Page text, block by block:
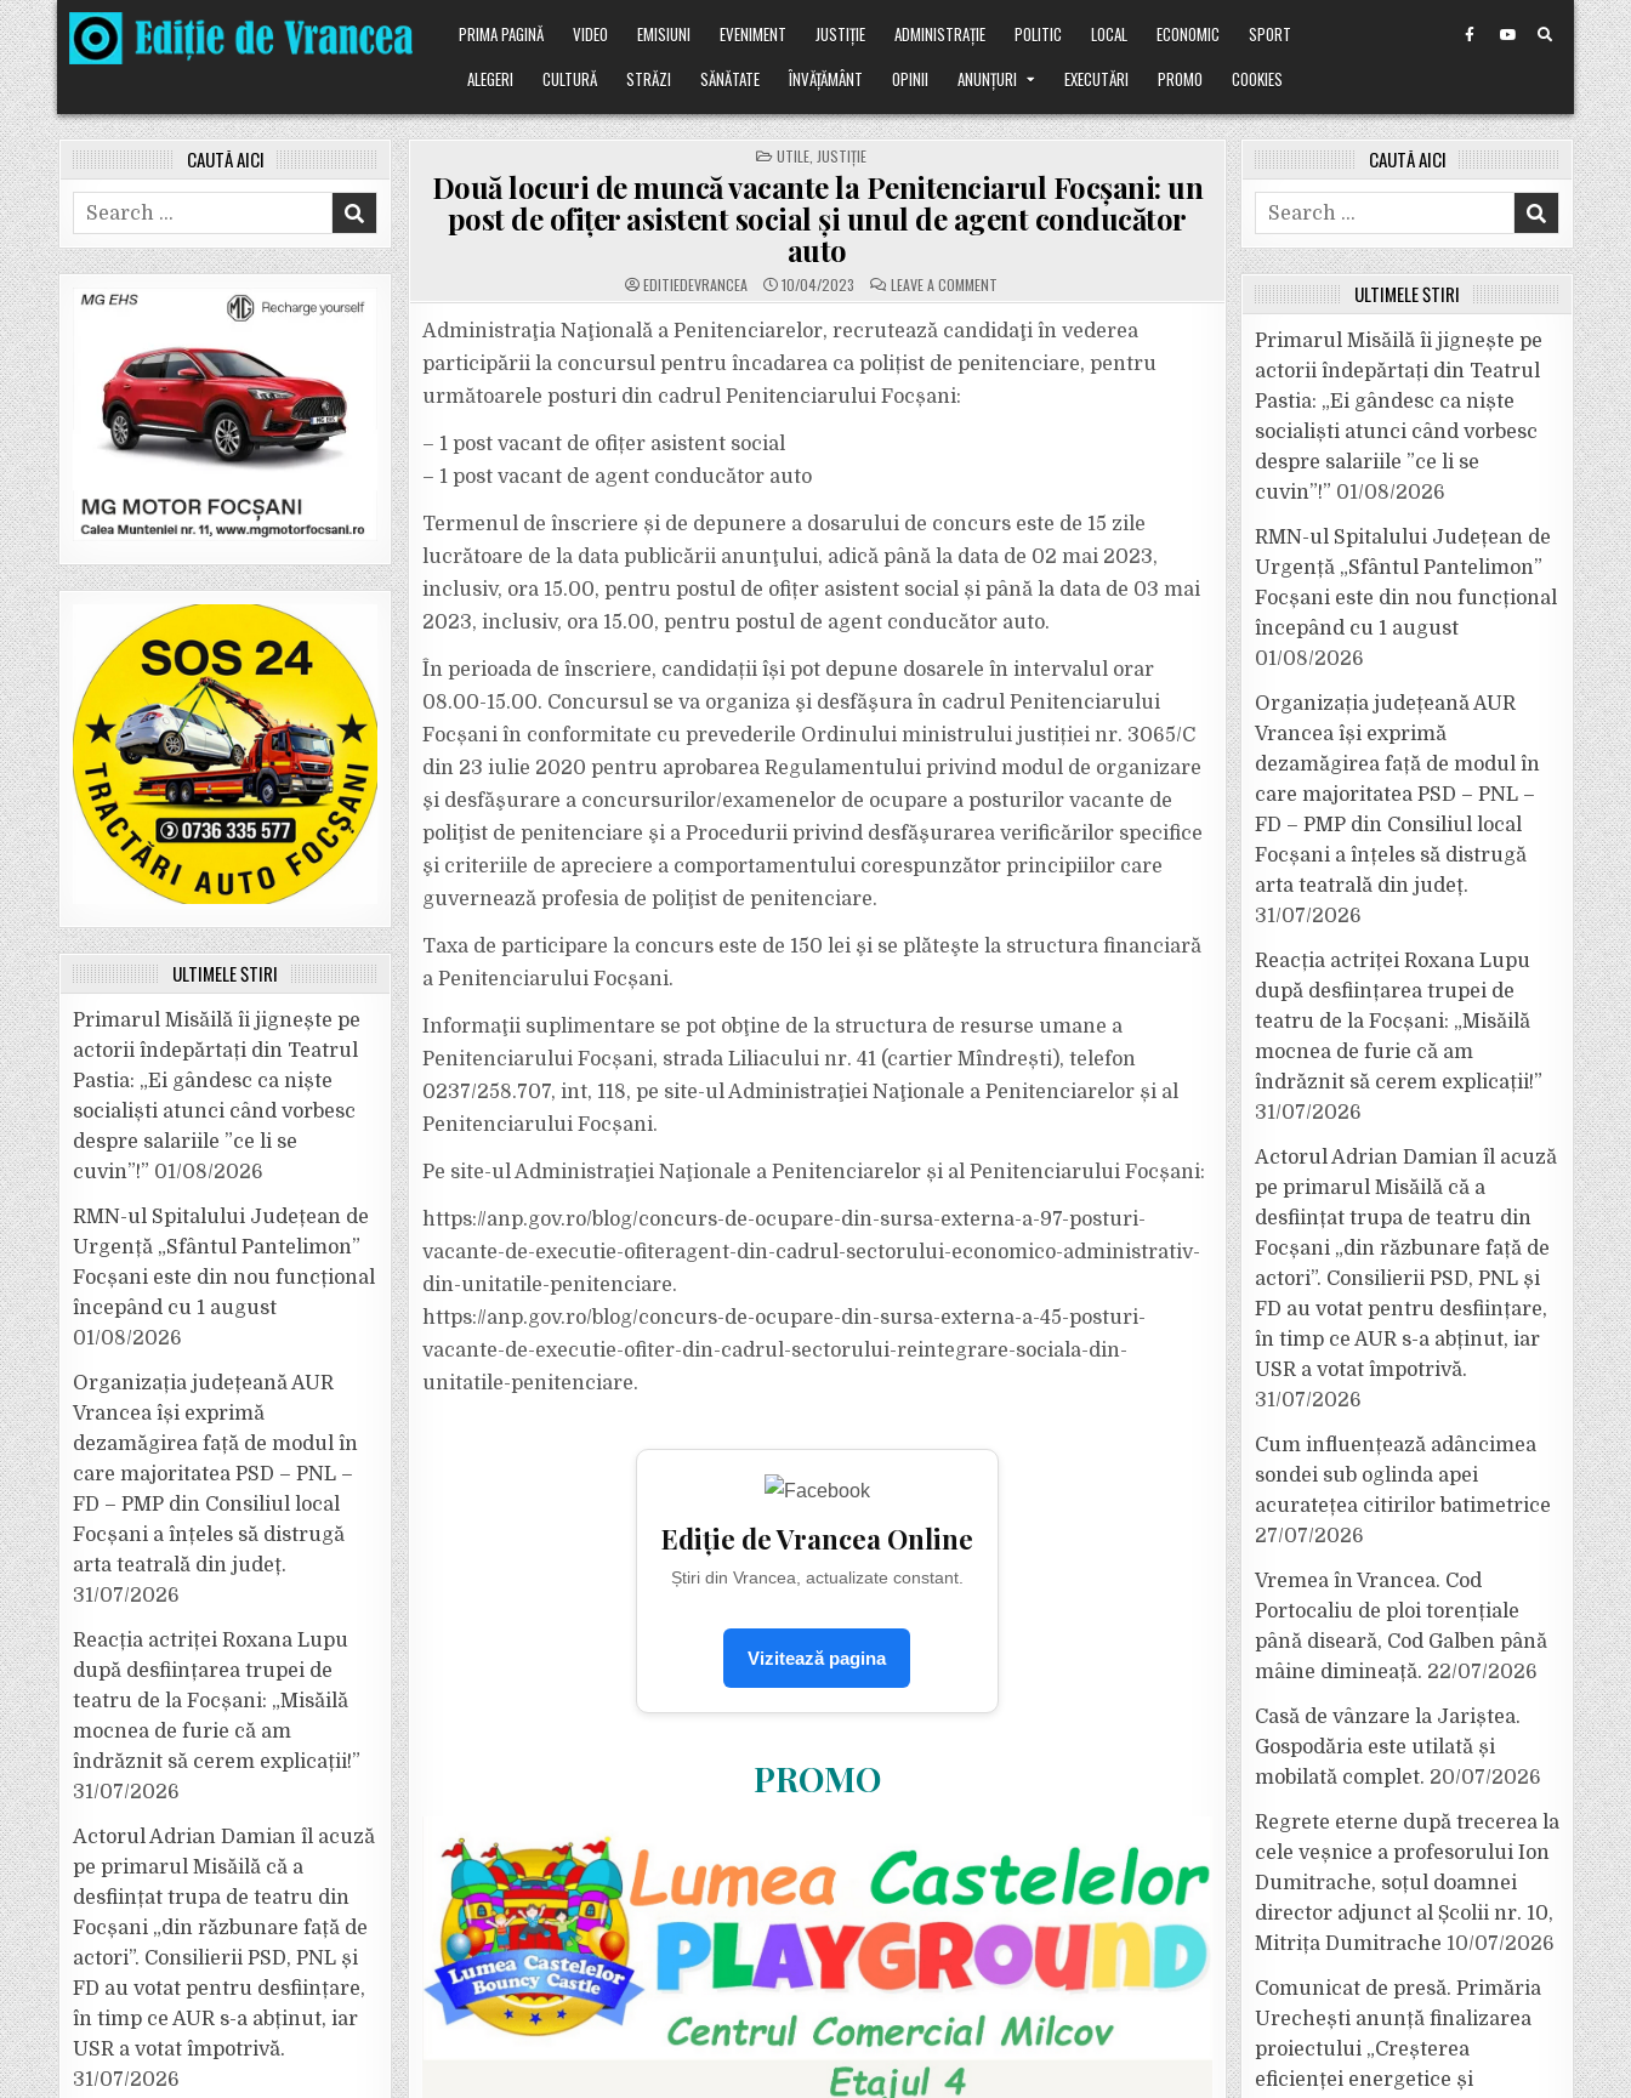
Skip
to
content
PRIMA PAGINĂ VIDEO EMISIUNI EVENIMENT JUSTIȚIE ADMINISTRAȚIE POLITIC LOCAL ECONOMIC
SPORT
ALEGERI
CULTURĂ STRĂZI SĂNĂTATE ÎNVĂȚĂMÂNT OPINII ANUNȚURI EXECUTĂRI PROMO COOKIES
POSTED
IN
UTILE, JUSTIȚIE
Două locuri de muncă vacante la Penitenciarul Focșani: un
post de ofițer asistent social și unul de agent conducător
auto
EDITIEDEVRANCEA 10/04/2023 LEAVE A COMMENTON
DOUĂ
DE
MUNCĂ
VACANTE
LA
UNUL
DE
AGENT
CONDUCĂTOR
Administraţia Naţională a Penitenciarelor, recrutează candidaţi în vederea
participării la concursul pentru încadarea ca polițist de penitenciare, pentru
următoarele posturi din cadrul Penitenciarului Focșani:
– 1 post vacant de ofițer asistent social
– 1 post vacant de agent conducător auto
Termenul de înscriere și de depunere a dosarului de concurs este de 15 zile
lucrătoare de la data publicării anunţului, adică până la data de 02 mai 2023,
inclusiv, ora 15.00, pentru postul de ofițer asistent social și până la data de 03 mai
2023, inclusiv, ora 15.00, pentru postul de agent conducător auto.
În perioada de înscriere, candidații își pot depune dosarele în intervalul orar
08.00-15.00. Concursul se va organiza şi desfăşura în cadrul Penitenciarului
Focșani în conformitate cu prevederile Ordinului ministrului justiției nr. 3065/C
din 23 iulie 2020 pentru aprobarea Regulamentului privind modul de organizare
şi desfăşurare a concursurilor/examenelor de ocupare a posturilor vacante de
poliţist de penitenciare şi a Procedurii privind desfăşurarea verificărilor specifice
şi criteriile de apreciere a comportamentului corespunzător principiilor care
guvernează profesia de poliţist de penitenciare.
Taxa de participare la concurs este de 150 lei şi se plăteşte la structura financiară
a Penitenciarului Focșani.
Informaţii suplimentare se pot obţine de la structura de resurse umane a
Penitenciarului Focșani, strada Liliacului nr. 41 (cartier Mîndrești), telefon
0237/258.707, int, 118, pe site-ul Administraţiei Naţionale a Penitenciarelor și al
Penitenciarului Focșani.
Pe site-ul Administraţiei Naţionale a Penitenciarelor și al Penitenciarului Focșani:
https://anp.gov.ro/blog/concurs-de-ocupare-din-sursa-externa-a-97-posturi-
vacante-de-executie-ofiteragent-din-cadrul-sectorului-economico-administrativ-
din-unitatile-penitenciare.
https://anp.gov.ro/blog/concurs-de-ocupare-din-sursa-externa-a-45-posturi-
vacante-de-executie-ofiter-din-cadrul-sectorului-reintegrare-sociala-din-
unitatile-penitenciare.
Ediție de Vrancea Online
Știri din Vrancea, actualizate constant.
Vizitează pagina
PROMO
CAUTĂ AICI
Search
for:
ULTIMELE ȘTIRI
Primarul Misăilă îi jignește pe
actorii îndepărtați din Teatrul
Pastia: „Ei gândesc ca niște
socialiști atunci când vorbesc
despre salariile ”ce li se
cuvin”!” 01/08/2026
RMN-ul Spitalului Județean de
Urgență „Sfântul Pantelimon”
Focșani este din nou funcțional
începând cu 1 august
01/08/2026
Organizația județeană AUR
Vrancea își exprimă
dezamăgirea față de modul în
care majoritatea PSD – PNL –
FD – PMP din Consiliul local
Focșani a înțeles să distrugă
arta teatrală din județ.
31/07/2026
Reacția actriței Roxana Lupu
după desființarea trupei de
teatru de la Focșani: „Misăilă
mocnea de furie că am
îndrăznit să cerem explicații!”
31/07/2026
Actorul Adrian Damian îl acuză
pe primarul Misăilă că a
desființat trupa de teatru din
Focșani „din răzbunare față de
actori”. Consilierii PSD, PNL și
FD au votat pentru desființare,
în timp ce AUR s-a abținut, iar
USR a votat împotrivă.
31/07/2026
CAUTĂ AICI
Search
for:
ULTIMELE ȘTIRI
Primarul Misăilă îi jignește pe
actorii îndepărtați din Teatrul
Pastia: „Ei gândesc ca niște
socialiști atunci când vorbesc
despre salariile ”ce li se
cuvin”!” 01/08/2026
RMN-ul Spitalului Județean de
Urgență „Sfântul Pantelimon”
Focșani este din nou funcțional
începând cu 1 august
01/08/2026
Organizația județeană AUR
Vrancea își exprimă
dezamăgirea față de modul în
care majoritatea PSD – PNL –
FD – PMP din Consiliul local
Focșani a înțeles să distrugă
arta teatrală din județ.
31/07/2026
Reacția actriței Roxana Lupu
după desființarea trupei de
teatru de la Focșani: „Misăilă
mocnea de furie că am
îndrăznit să cerem explicații!”
31/07/2026
Actorul Adrian Damian îl acuză
pe primarul Misăilă că a
desființat trupa de teatru din
Focșani „din răzbunare față de
actori”. Consilierii PSD, PNL și
FD au votat pentru desființare,
în timp ce AUR s-a abținut, iar
USR a votat împotrivă.
31/07/2026
Cum influențează adâncimea
sondei sub oglinda apei
acuratețea citirilor batimetrice
27/07/2026
Vremea în Vrancea. Cod
Portocaliu de ploi torențiale
până diseară, Cod Galben până
mâine dimineață. 22/07/2026
Casă de vânzare la Jariștea.
Gospodăria este utilată și
mobilată complet. 20/07/2026
Regrete eterne după trecerea la
cele veșnice a profesorului Ion
Dumitrache, soțul doamnei
director adjunct al Școlii nr. 10,
Mitrița Dumitrache 10/07/2026
Comunicat de presă. Primăria
Urechești anunță finalizarea
proiectului „Creșterea
eficienței energetice și